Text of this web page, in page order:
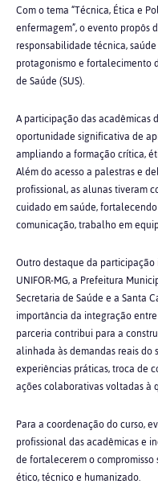
Com o tema “Técnica, Ética e
enfermagem”, o evento propôs
responsabilidade técnica,
protagonismo e fortalecimento
de Saúde (SUS).
A participação das acadêmicas
oportunidade significativa de
ampliando a formação crítica,
Além do acesso a palestras e
profissional, as alunas tiveram
cuidado em saúde,
comunicação, trabalho em
Outro destaque da
UNIFOR-MG, a Prefeitura
Secretaria de Saúde e a Santa
importância da integração
parceria contribui para a
alinhada às demandas reais do
experiências práticas, troca de
ações colaborativas voltadas à
Para a coordenação do curso,
profissional das acadêmicas e
de fortalecerem o
ético, técnico e humanizado.